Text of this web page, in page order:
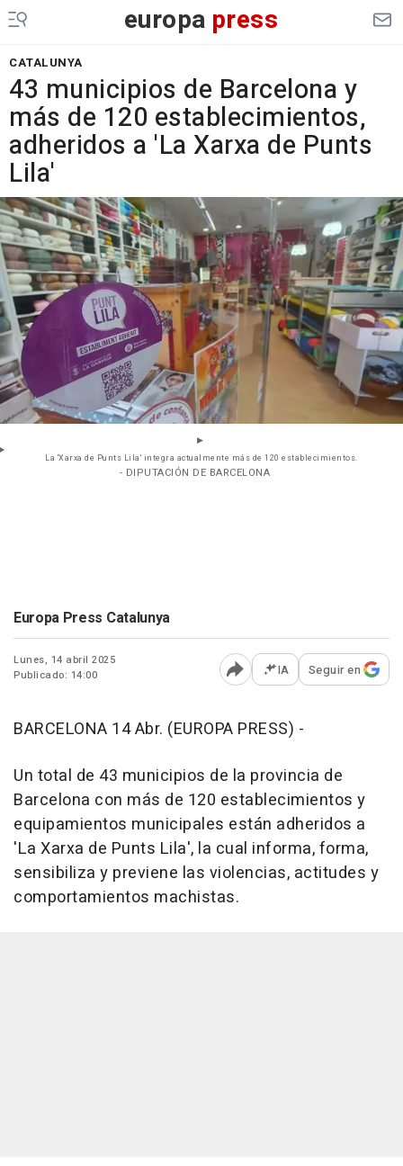
europa press
CATALUNYA
43 municipios de Barcelona y
más de 120 establecimientos,
adheridos a 'La Xarxa de Punts
Lila'
La 'Xarxa de Punts Lila' integra actualmente más de 120 establecimientos.
- DIPUTACIÓN DE BARCELONA
Europa Press Catalunya
Lunes, 14 abril 2025
Publicado: 14:00
Abrir opciones para
IA Seguir en
BARCELONA 14 Abr. (EUROPA PRESS) -
Un total de 43 municipios de la provincia de
Barcelona con más de 120 establecimientos y
equipamientos municipales están adheridos a
'La Xarxa de Punts Lila', la cual informa, forma,
sensibiliza y previene las violencias, actitudes y
comportamientos machistas.